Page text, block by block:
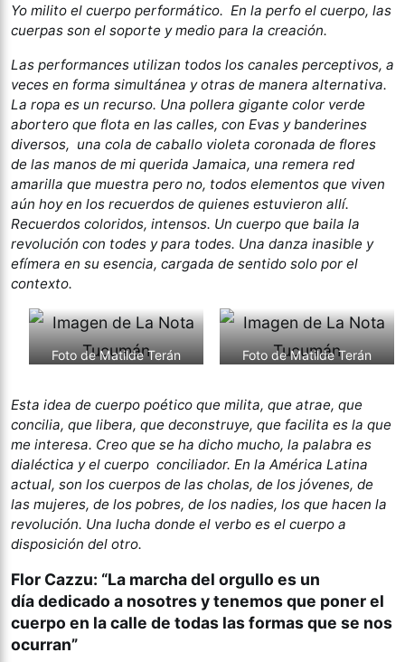
Yo milito el cuerpo performático. En la perfo el cuerpo, las
cuerpas son el soporte y medio para la creación.
Las performances utilizan todos los canales perceptivos, a
veces en forma simultánea y otras de manera alternativa.
La ropa es un recurso. Una pollera gigante color verde
abortero que flota en las calles, con Evas y banderines
diversos, una cola de caballo violeta coronada de flores
de las manos de mi querida Jamaica, una remera red
amarilla que muestra pero no, todos elementos que viven
aún hoy en los recuerdos de quienes estuvieron allí.
Recuerdos coloridos, intensos. Un cuerpo que baila la
revolución con todes y para todes. Una danza inasible y
efímera en su esencia, cargada de sentido solo por el
contexto.
Foto de Matilde Terán Foto de Matilde Terán
Esta idea de cuerpo poético que milita, que atrae, que
concilia, que libera, que deconstruye, que facilita es la que
me interesa. Creo que se ha dicho mucho, la palabra es
dialéctica y el cuerpo conciliador. En la América Latina
actual, son los cuerpos de las cholas, de los jóvenes, de
las mujeres, de los pobres, de los nadies, los que hacen la
revolución. Una lucha donde el verbo es el cuerpo a
disposición del otro.
Flor Cazzu: “La marcha del orgullo es un
día dedicado a nosotres y tenemos que poner el
cuerpo en la calle de todas las formas que se nos
ocurran”